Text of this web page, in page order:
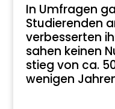
In Umfragen
Studierenden
verbesserten
sahen keinen
stieg von ca.
wenigen